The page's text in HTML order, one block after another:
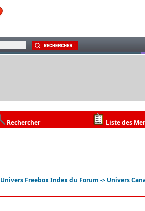
Rechercher Liste des
Univers Freebox Index du Forum -> Univers